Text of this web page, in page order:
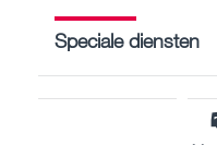
Speciale diensten